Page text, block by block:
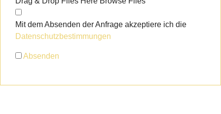
Mit dem Absenden der Anfrage akzeptiere ich die
Datenschutzbestimmungen
Absenden